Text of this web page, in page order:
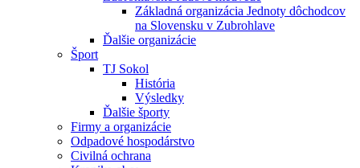
Základná organizácia Jednoty dôchodcov
na Slovensku v Zubrohlave
Ďalšie organizácie
Šport
TJ Sokol
História
Výsledky
Ďalšie športy
Firmy a organizácie
Odpadové hospodárstvo
Civilná ochrana